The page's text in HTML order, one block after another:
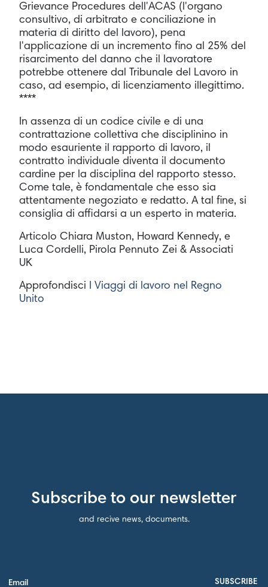
Grievance Procedures dell'ACAS (l'organo
consultivo, di arbitrato e conciliazione in
materia di diritto del lavoro), pena
l'applicazione di un incremento fino al 25% del
risarcimento del danno che il lavoratore
potrebbe ottenere dal Tribunale del Lavoro in
caso, ad esempio, di licenziamento illegittimo.
****
In assenza di un codice civile e di una
contrattazione collettiva che disciplinino in
modo esauriente il rapporto di lavoro, il
contratto individuale diventa il documento
cardine per la disciplina del rapporto stesso.
Come tale, è fondamentale che esso sia
attentamente negoziato e redatto. A tal fine, si
consiglia di affidarsi a un esperto in materia.
Articolo Chiara Muston, Howard Kennedy, e
Luca Cordelli, Pirola Pennuto Zei & Associati
UK
Approfondisci
I Viaggi di lavoro nel Regno
Unito
Subscribe to our newsletter
and recive news, documents.